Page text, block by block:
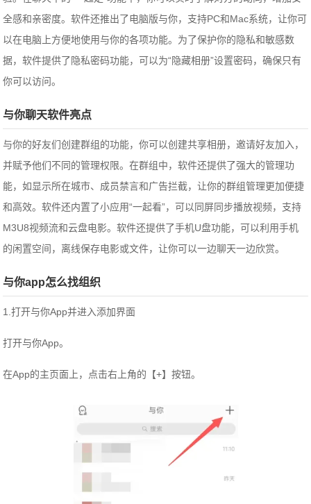
全感和亲密度。软件还推出了电脑版与你，支持PC和Mac系统，让你可
以在电脑上方便地使用与你的各项功能。为了保护你的隐私和敏感数
据，软件提供了隐私密码功能，可以为“隐藏相册”设置密码，确保只有
你可以访问。
与你聊天软件亮点
与你的好友们创建群组的功能，你可以创建共享相册，邀请好友加入，
并赋予他们不同的管理权限。在群组中，软件还提供了强大的管理功
能，如显示所在城市、成员禁言和广告拦截，让你的群组管理更加便捷
和高效。软件还内置了小应用“一起看”，可以同屏同步播放视频，支持
M3U8视频流和云盘电影。软件还提供了手机U盘功能，可以利用手机
的闲置空间，离线保存电影或文件，让你可以一边聊天一边欣赏。
与你app怎么找组织
1.打开与你App并进入添加界面
打开与你App。
在App的主页面上，点击右上角的【+】按钮。